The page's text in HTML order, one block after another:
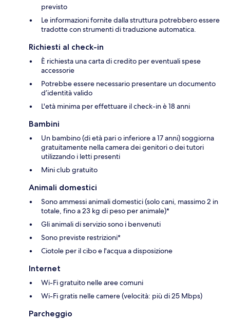
previsto
Le informazioni fornite dalla struttura potrebbero essere
tradotte con strumenti di traduzione automatica.
Richiesti al check-in
È richiesta una carta di credito per eventuali spese
accessorie
Potrebbe essere necessario presentare un documento
d’identità valido
L'età minima per effettuare il check-in è 18 anni
Bambini
Un bambino (di età pari o inferiore a 17 anni) soggiorna
gratuitamente nella camera dei genitori o dei tutori
utilizzando i letti presenti
Mini club gratuito
Animali domestici
Sono ammessi animali domestici (solo cani, massimo 2 in
totale, fino a 23 kg di peso per animale)*
Gli animali di servizio sono i benvenuti
Sono previste restrizioni*
Ciotole per il cibo e l'acqua a disposizione
Internet
Wi-Fi gratuito nelle aree comuni
Wi-Fi gratis nelle camere (velocità: più di 25 Mbps)
Parcheggio